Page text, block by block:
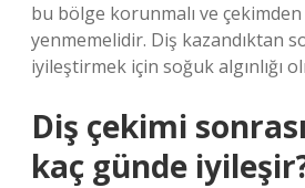
bu bölge korunmalı ve
yenmemelidir. Diş kazandıktan
iyileştirmek için soğuk algınlığı
Diş çekimi
kaç günde